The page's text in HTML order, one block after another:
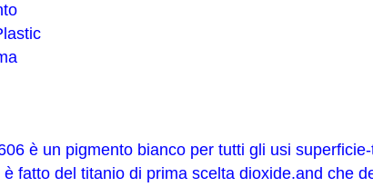
è un pigmento bianco per tutti gli usi
fatto del titanio di prima scelta dioxide.and che